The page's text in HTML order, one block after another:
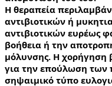
Η θεραπεία
αντιβιοτικών ή
αντιβιοτικών ευρέως
βοήθεια ή την
μόλυνσης. Η χορήγηση
για την επούλωση των
σηψαιμικό τύπο